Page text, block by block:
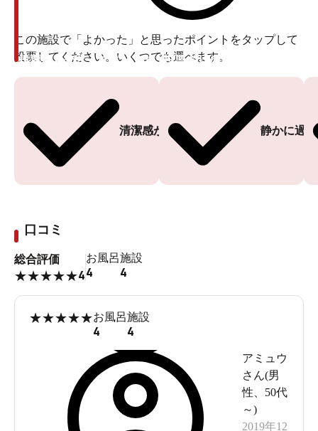
この施設で「よかった」と思ったポイントをタップして
投票してください。いくつでも選べます。
清潔感がある
投票ありがとうございます
静かに過
投票ありがとうございます
口コミ
総合評価
★★★★★4
お風呂
4
施設
4
★★★★★お風呂
4
施設
4
アミュウ
さん(男
性
50代
～)
2019年12